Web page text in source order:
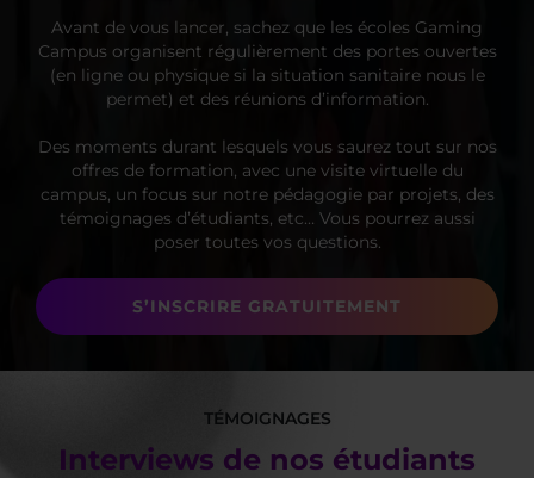
Avant de vous lancer, sachez que les écoles Gaming
Campus organisent régulièrement des portes ouvertes
(en ligne ou physique si la situation sanitaire nous le
permet) et des réunions d’information.
Des moments durant lesquels vous saurez tout sur nos
offres de formation, avec une visite virtuelle du
campus, un focus sur notre pédagogie par projets, des
témoignages d’étudiants, etc… Vous pourrez aussi
poser toutes vos questions.
S’INSCRIRE GRATUITEMENT
TÉMOIGNAGES
Interviews de nos étudiants